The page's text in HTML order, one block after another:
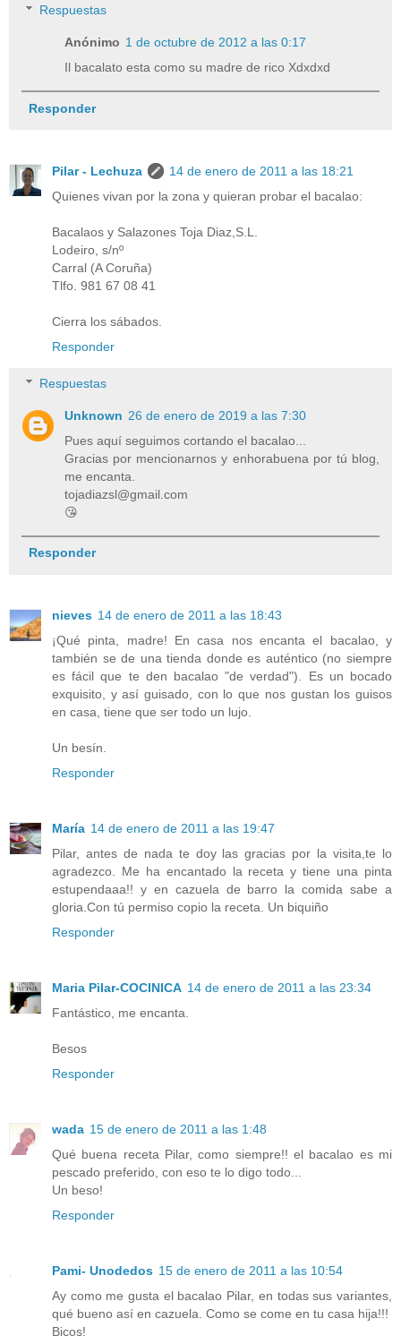
Respuestas
Anónimo 1 de octubre de 2012 a las 0:17
Il bacalato esta como su madre de rico Xdxdxd
Responder
Pilar - Lechuza
14 de enero de 2011 a las 18:21
Quienes vivan por la zona y quieran probar el bacalao:
Bacalaos y Salazones Toja Diaz,S.L.
Lodeiro, s/nº
Carral (A Coruña)
Tlfo. 981 67 08 41
Cierra los sábados.
Responder
Respuestas
Unknown 26 de enero de 2019 a las 7:30
Pues aquí seguimos cortando el bacalao...
Gracias por mencionarnos y enhorabuena por tú blog,
me encanta.
tojadiazsl@gmail.com
😘
Responder
nieves 14 de enero de 2011 a las 18:43
¡Qué pinta, madre! En casa nos encanta el bacalao, y
también se de una tienda donde es auténtico (no siempre
es fácil que te den bacalao "de verdad"). Es un bocado
exquisito, y así guisado, con lo que nos gustan los guisos
en casa, tiene que ser todo un lujo.
Un besín.
Responder
María 14 de enero de 2011 a las 19:47
Pilar, antes de nada te doy las gracias por la visita,te lo
agradezco. Me ha encantado la receta y tiene una pinta
estupendaaa!! y en cazuela de barro la comida sabe a
gloria.Con tú permiso copio la receta. Un biquiño
Responder
Maria Pilar-COCINICA 14 de enero de 2011 a las 23:34
Fantástico, me encanta.
Besos
Responder
wada 15 de enero de 2011 a las 1:48
Qué buena receta Pilar, como siempre!! el bacalao es mi
pescado preferido, con eso te lo digo todo...
Un beso!
Responder
Pami- Unodedos 15 de enero de 2011 a las 10:54
Ay como me gusta el bacalao Pilar, en todas sus variantes,
qué bueno así en cazuela. Como se come en tu casa hija!!!
Bicos!